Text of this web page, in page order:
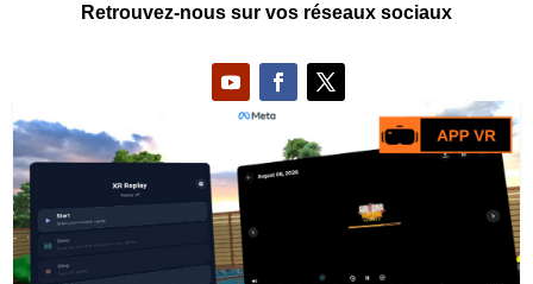
Retrouvez-nous sur vos réseaux sociaux